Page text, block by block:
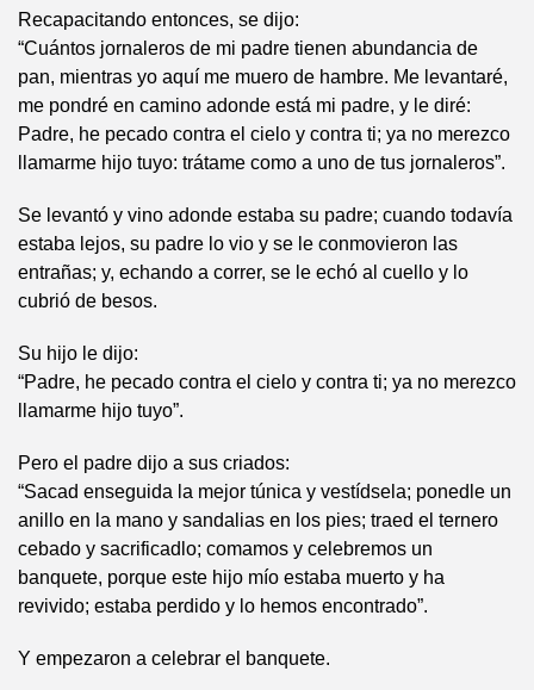
Recapacitando entonces, se dijo:
“Cuántos jornaleros de mi padre tienen abundancia de
pan, mientras yo aquí me muero de hambre. Me levantaré,
me pondré en camino adonde está mi padre, y le diré:
Padre, he pecado contra el cielo y contra ti; ya no merezco
llamarme hijo tuyo: trátame como a uno de tus jornaleros”.
Se levantó y vino adonde estaba su padre; cuando todavía
estaba lejos, su padre lo vio y se le conmovieron las
entrañas; y, echando a correr, se le echó al cuello y lo
cubrió de besos.
Su hijo le dijo:
“Padre, he pecado contra el cielo y contra ti; ya no merezco
llamarme hijo tuyo”.
Pero el padre dijo a sus criados:
“Sacad enseguida la mejor túnica y vestídsela; ponedle un
anillo en la mano y sandalias en los pies; traed el ternero
cebado y sacrificadlo; comamos y celebremos un
banquete, porque este hijo mío estaba muerto y ha
revivido; estaba perdido y lo hemos encontrado”.
Y empezaron a celebrar el banquete.